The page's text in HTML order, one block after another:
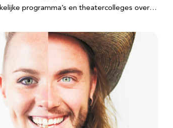
programma’s en theatercolleges over…